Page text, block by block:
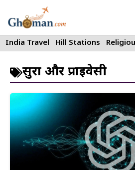
to
content
India Travel Hill Stations
सुरक्षा और प्राइवेसी